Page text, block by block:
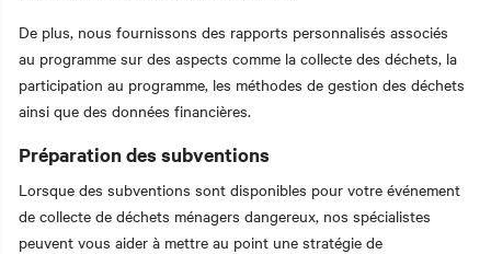
De plus, nous fournissons des rapports personnalisés associés
au programme sur des aspects comme la collecte des déchets, la
participation au programme, les méthodes de gestion des déchets
ainsi que des données financières.
Préparation des subventions
Lorsque des subventions sont disponibles pour votre événement
de collecte de déchets ménagers dangereux, nos spécialistes
peuvent vous aider à mettre au point une stratégie de